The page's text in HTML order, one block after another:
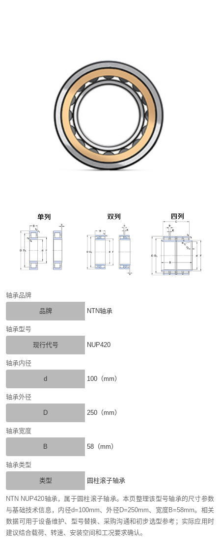
轴承品牌
品牌 NTN轴承
轴承型号
现行代号 NUP420
轴承内径
d 100（mm）
轴承外径
D 250（mm）
轴承宽度
B 58（mm）
轴承类型
类型 圆柱滚子轴承
NTN NUP420轴承，属于圆柱滚子轴承。本页整理该型号轴承的尺寸参数
与基础技术信息，内径d=100mm、外径D=250mm、宽度B=58mm。相关
数据可用于设备维护、型号替换、采购沟通和初步选型参考；实际应用时
建议结合载荷、转速、安装空间和工况要求确认。